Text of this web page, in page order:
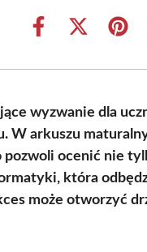
Share
Share
(Twitter)
wyzwanie dla
arkuszu
ocenić nie
która
może otworzyć